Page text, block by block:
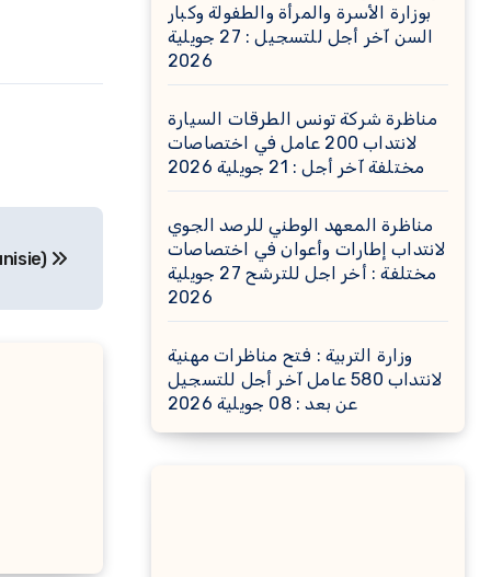
بوزارة الأسرة والمرأة والطفولة وكبار
السن آخر أجل للتسجيل : 27 جويلية
2026
مناظرة شركة تونس الطرقات السيارة
لانتداب 200 عامل في اختصاصات
مختلفة آخر أجل : 21 جويلية 2026
مناظرة المعهد الوطني للرصد الجوي
لانتداب إطارات وأعوان في اختصاصات
مختلفة : أخر اجل للترشح 27 جويلية
2026
وزارة التربية : فتح مناظرات مهنية
لانتداب 580 عامل آخر أجل للتسجيل
عن بعد : 08 جويلية 2026